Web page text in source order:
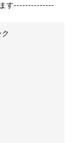
す--------------